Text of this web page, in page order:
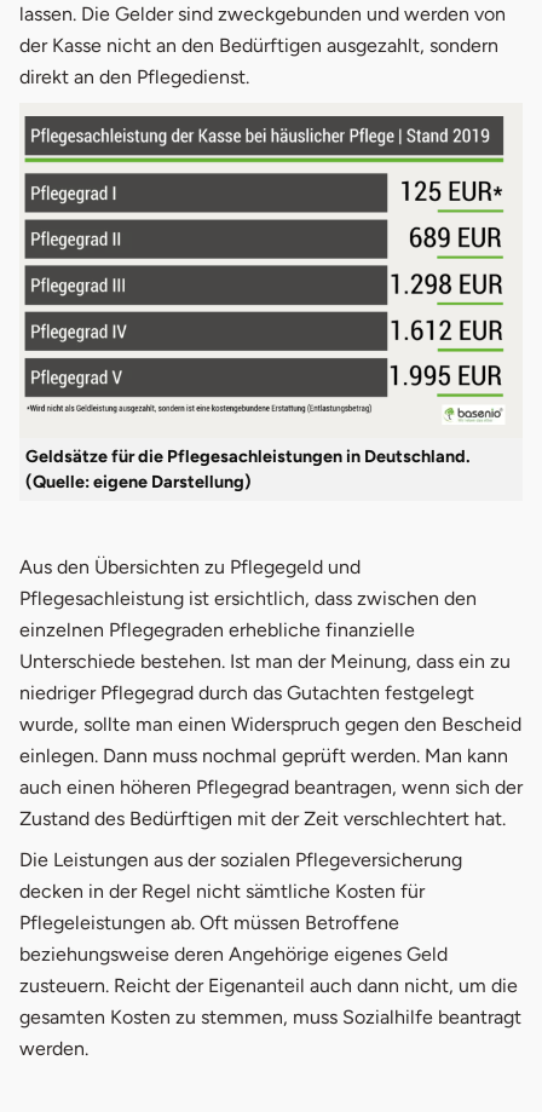
lassen. Die Gelder sind zweckgebunden und werden von
der Kasse nicht an den Bedürftigen ausgezahlt, sondern
direkt an den Pflegedienst.
Geldsätze für die Pflegesachleistungen in Deutschland.
(Quelle: eigene Darstellung)
Aus den Übersichten zu Pflegegeld und
Pflegesachleistung ist ersichtlich, dass zwischen den
einzelnen Pflegegraden erhebliche finanzielle
Unterschiede bestehen. Ist man der Meinung, dass ein zu
niedriger Pflegegrad durch das Gutachten festgelegt
wurde, sollte man einen Widerspruch gegen den Bescheid
einlegen. Dann muss nochmal geprüft werden. Man kann
auch einen höheren Pflegegrad beantragen, wenn sich der
Zustand des Bedürftigen mit der Zeit verschlechtert hat.
Die Leistungen aus der sozialen Pflegeversicherung
decken in der Regel nicht sämtliche Kosten für
Pflegeleistungen ab. Oft müssen Betroffene
beziehungsweise deren Angehörige eigenes Geld
zusteuern. Reicht der Eigenanteil auch dann nicht, um die
gesamten Kosten zu stemmen, muss Sozialhilfe beantragt
werden.